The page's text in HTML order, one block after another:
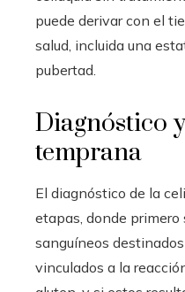
puede derivar con el
salud, incluida una
pubertad.
Diagnóstico
temprana
El diagnóstico de la
etapas, donde
sanguíneos
vinculados a la